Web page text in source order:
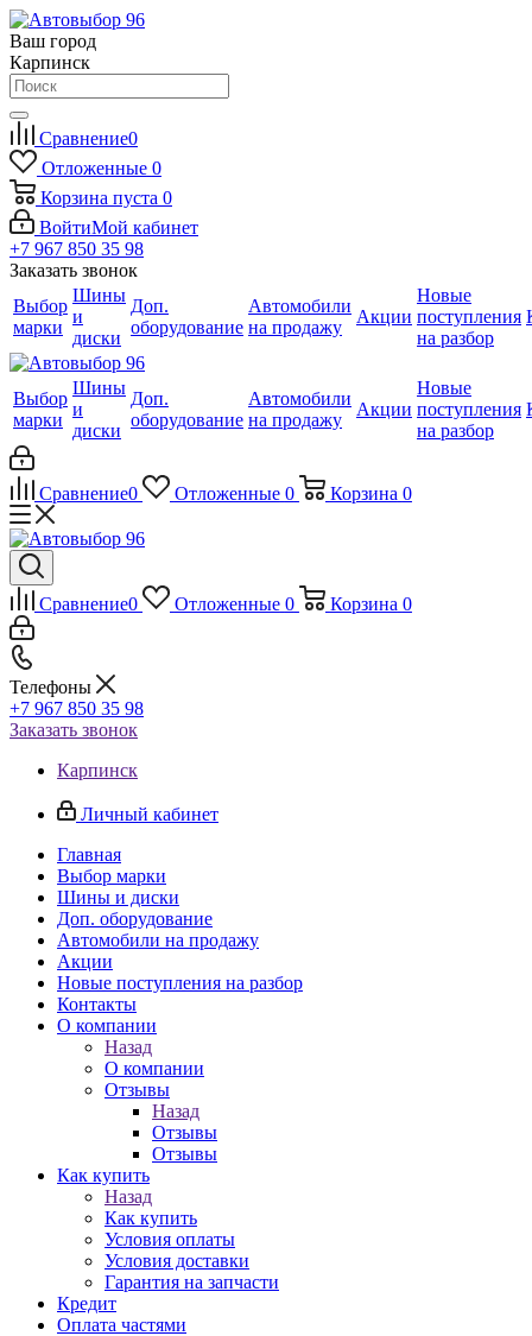
Ваш город
Карпинск
Сравнение0
Отложенные 0
Корзина пуста 0
ВойтиМой кабинет
+7 967 850 35 98
Заказать звонок
Выбор
марки
Шины
и
диски
Доп.
оборудование
Автомобили
на продажу
Акции
Новые
поступления
на разбор
Выбор
марки
Шины
и
диски
Доп.
оборудование
Автомобили
на продажу
Акции
Новые
поступления
на разбор
Сравнение0 Отложенные 0 Корзина 0
Сравнение0 Отложенные 0 Корзина 0
Телефоны
+7 967 850 35 98
Заказать звонок
Карпинск
Личный кабинет
Главная
Выбор марки
Шины и диски
Доп. оборудование
Автомобили на продажу
Акции
Новые поступления на разбор
Контакты
О компании
Назад
О компании
Отзывы
Назад
Отзывы
Отзывы
Как купить
Назад
Как купить
Условия оплаты
Условия доставки
Гарантия на запчасти
Кредит
Оплата частями